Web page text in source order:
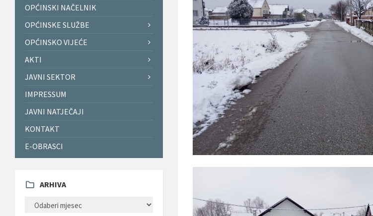
OPĆINSKI NAČELNIK
OPĆINSKE SLUŽBE
OPĆINSKO VIJEĆE
AKTI
JAVNI SEKTOR
IMPRESSUM
JAVNI NATJEČAJI
KONTAKT
E-OBRASCI
ARHIVA